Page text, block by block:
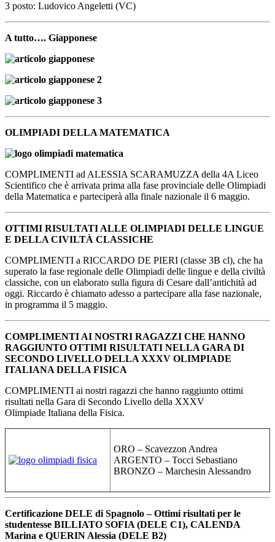
3 posto: Ludovico Angeletti (VC)
A tutto…. Giapponese
OLIMPIADI DELLA MATEMATICA
COMPLIMENTI ad ALESSIA SCARAMUZZA della 4A Liceo
Scientifico che è arrivata prima alla fase provinciale delle Olimpiadi
della Matematica e parteciperà alla finale nazionale il 6 maggio.
OTTIMI RISULTATI ALLE OLIMPIADI DELLE LINGUE
E DELLA CIVILTÀ CLASSICHE
COMPLIMENTI a RICCARDO DE PIERI (classe 3B cl), che ha
superato la fase regionale delle Olimpiadi delle lingue e della civiltà
classiche, con un elaborato sulla figura di Cesare dall’antichità ad
oggi. Riccardo è chiamato adesso a partecipare alla fase nazionale,
in programma il 5 maggio.
COMPLIMENTI AI NOSTRI RAGAZZI CHE HANNO
RAGGIUNTO OTTIMI RISULTATI NELLA GARA DI
SECONDO LIVELLO DELLA XXXV OLIMPIADE
ITALIANA DELLA FISICA
COMPLIMENTI ai nostri ragazzi che hanno raggiunto ottimi
risultati nella Gara di Secondo Livello della XXXV
Olimpiade Italiana della Fisica.
ORO – Scavezzon Andrea
ARGENTO – Tocci Sebastiano
BRONZO – Marchesin Alessandro
Certificazione DELE di Spagnolo – Ottimi risultati per le
studentesse BILLIATO SOFIA (DELE C1), CALENDA
Marina e QUERIN Alessia (DELE B2)